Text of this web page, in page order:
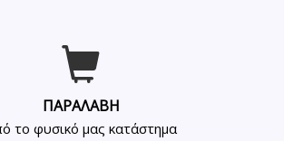
ΠΑΡΑΛΑΒΗ
το φυσικό μας κατάστημα